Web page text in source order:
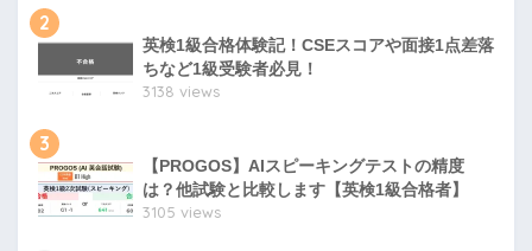
2
英検1級合格体験記！CSEスコアや面接1点差落
ちなど1級受験者必見！
3138 views
3
【PROGOS】AIスピーキングテストの精度
は？他試験と比較します【英検1級合格者】
3105 views